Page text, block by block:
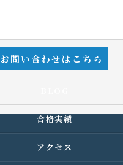
お問い合わせはこちら
合格実績
アクセス